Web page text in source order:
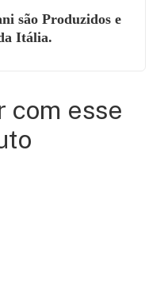
são Produzidos e
Itália.
com esse